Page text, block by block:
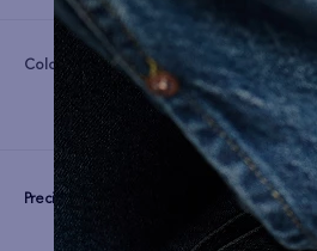
Color:
Precio: S/ 199